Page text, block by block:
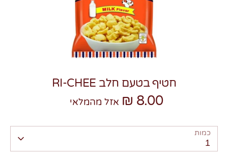
חטיף בטעם חלב RI-CHEE
8.00 ₪ אזל מהמלאי
כמות
1